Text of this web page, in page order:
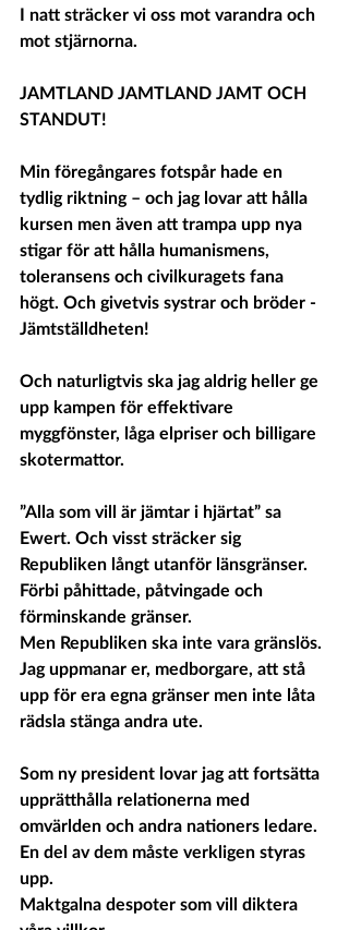
I natt sträcker vi oss mot varandra och
mot stjärnorna.
JAMTLAND JAMTLAND JAMT OCH
STANDUT!
Min föregångares fotspår hade en
tydlig riktning – och jag lovar att hålla
kursen men även att trampa upp nya
stigar för att hålla humanismens,
toleransens och civilkuragets fana
högt. Och givetvis systrar och bröder -
Jämtställdheten!
Och naturligtvis ska jag aldrig heller ge
upp kampen för effektivare
myggfönster, låga elpriser och billigare
skotermattor.
”Alla som vill är jämtar i hjärtat” sa
Ewert. Och visst sträcker sig
Republiken långt utanför länsgränser.
Förbi påhittade, påtvingade och
förminskande gränser.
Men Republiken ska inte vara gränslös.
Jag uppmanar er, medborgare, att stå
upp för era egna gränser men inte låta
rädsla stänga andra ute.
Som ny president lovar jag att fortsätta
upprätthålla relationerna med
omvärlden och andra nationers ledare.
En del av dem måste verkligen styras
upp.
Maktgalna despoter som vill diktera